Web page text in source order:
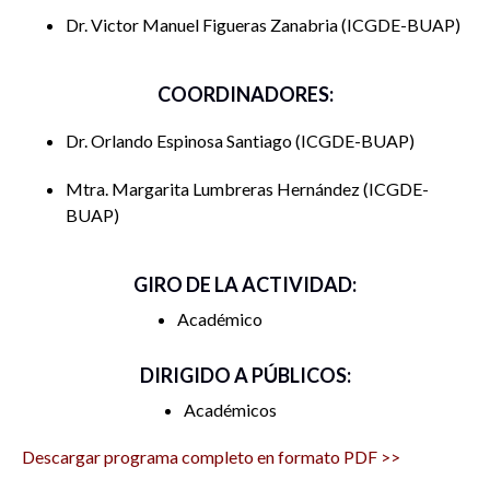
Cuerpo Académico BUAP-CA-317. Dinámica Democrática
y Políticas Públicas
Dr. Orlando Espinosa Santiago
Sede: ICGDE-BUAP
Dr. Victor Manuel Figueras Zanabria ICGDE-BUAP
COORDINADORES:
Dr. Orlando Espinosa Santiago ICGDE-BUAP
Mtra. Margarita Lumbreras Hernández ICGDE-
BUAP
GIRO DE LA ACTIVIDAD:
Académico
DIRIGIDO A PÚBLICOS:
Académicos
Descargar programa completo en formato PDF >>